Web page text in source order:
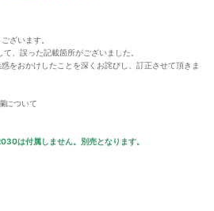
ざいます。
、誤った記載箇所がございました。
をおかけしたことを深くお詫びし、訂正させて頂きま
について
は付属しません。別売となります。